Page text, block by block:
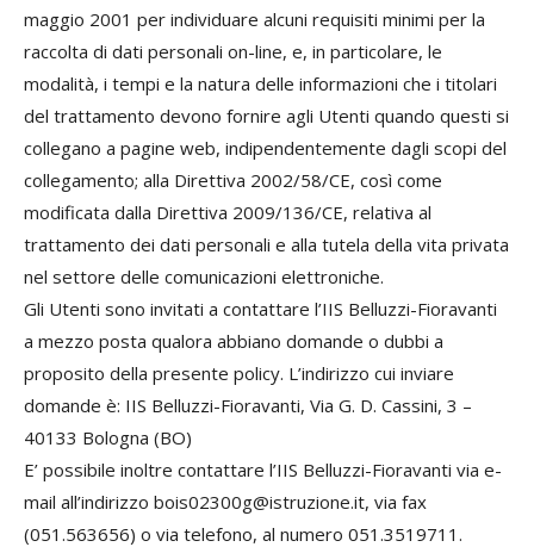
maggio 2001 per individuare alcuni requisiti minimi per la
raccolta di dati personali on-line, e, in particolare, le
modalità, i tempi e la natura delle informazioni che i titolari
del trattamento devono fornire agli Utenti quando questi si
collegano a pagine web, indipendentemente dagli scopi del
collegamento; alla Direttiva 2002/58/CE, così come
modificata dalla Direttiva 2009/136/CE, relativa al
trattamento dei dati personali e alla tutela della vita privata
nel settore delle comunicazioni elettroniche.
Gli Utenti sono invitati a contattare l’IIS Belluzzi-Fioravanti
a mezzo posta qualora abbiano domande o dubbi a
proposito della presente policy. L’indirizzo cui inviare
domande è: IIS Belluzzi-Fioravanti, Via G. D. Cassini, 3 –
40133 Bologna (BO)
E’ possibile inoltre contattare l’IIS Belluzzi-Fioravanti via e-
mail all’indirizzo bois02300g@istruzione.it, via fax
(051.563656) o via telefono, al numero 051.3519711.